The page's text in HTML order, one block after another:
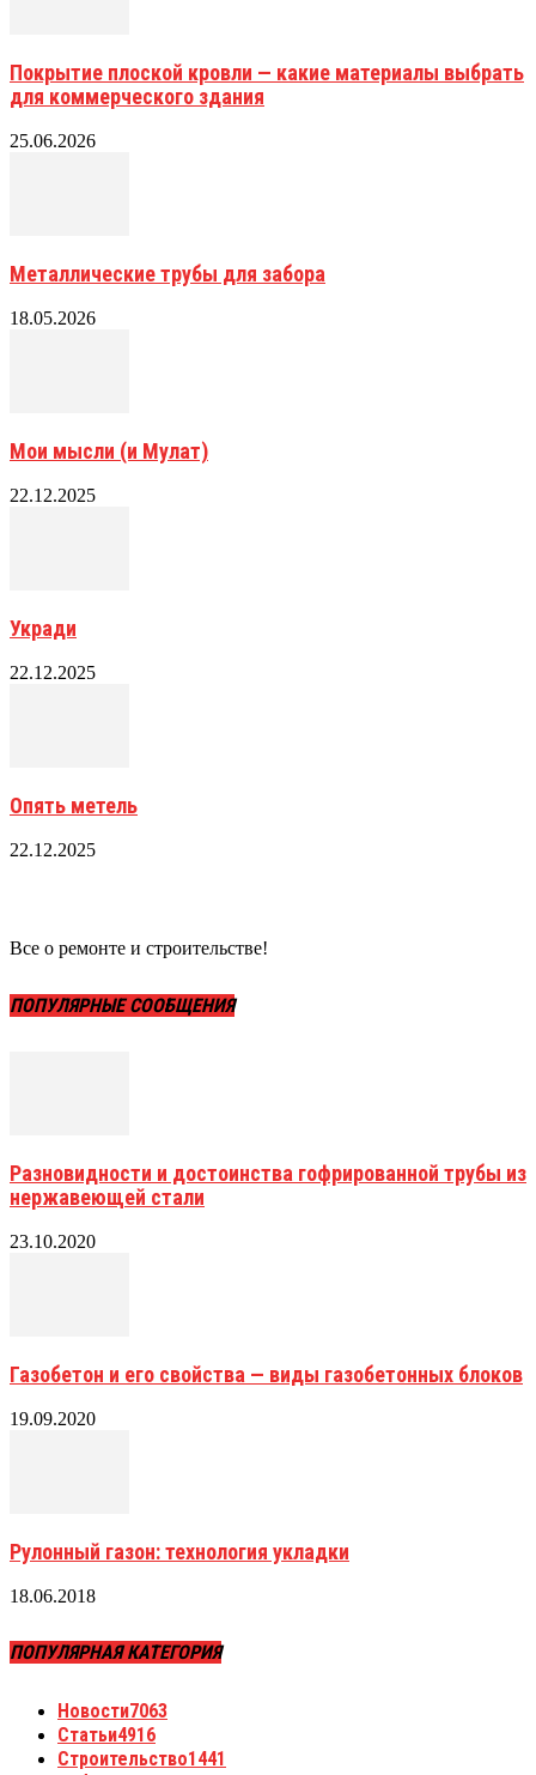
Покрытие плоской кровли — какие материалы выбрать
для коммерческого здания
25.06.2026
Металлические трубы для забора
18.05.2026
Мои мысли (и Мулат)
22.12.2025
Укради
22.12.2025
Опять метель
22.12.2025
Все о ремонте и строительстве!
ПОПУЛЯРНЫЕ СООБЩЕНИЯ
Разновидности и достоинства гофрированной трубы из
нержавеющей стали
23.10.2020
Газобетон и его свойства — виды газобетонных блоков
19.09.2020
Рулонный газон: технология укладки
18.06.2018
ПОПУЛЯРНАЯ КАТЕГОРИЯ
Новости7063
Статьи4916
Строительство1441